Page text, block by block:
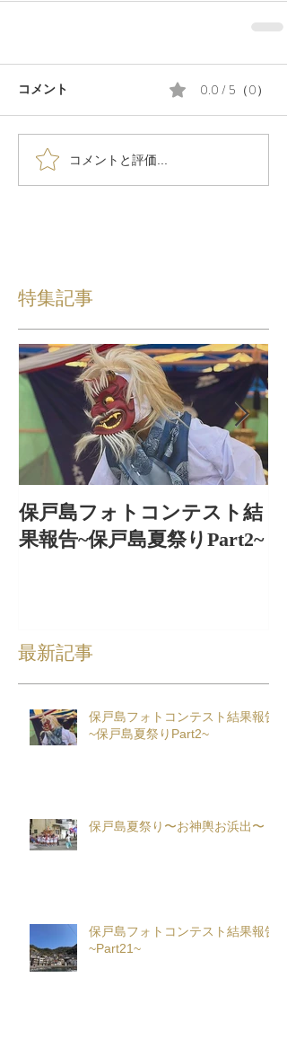
コメント 0.0 / 5（0）
コメントと評価...
特集記事
保戸島フォトコンテスト結
果報告~保戸島夏祭りPart2~
最新記事
保戸島フォトコンテスト結果報告
~保戸島夏祭りPart2~
保戸島夏祭り〜お神輿お浜出〜
保戸島フォトコンテスト結果報告
~Part21~